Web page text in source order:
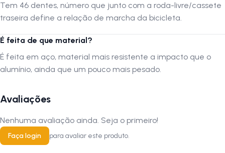
Tem 46 dentes, número que junto com a roda-livre/cassete
traseira define a relação de marcha da bicicleta.
É feita de que material?
É feita em aço, material mais resistente a impacto que o
alumínio, ainda que um pouco mais pesado.
Avaliações
Nenhuma avaliação ainda. Seja o primeiro!
Faça login para avaliar este produto.